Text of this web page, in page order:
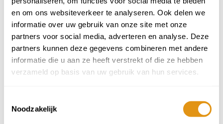
en om ons websiteverkeer te analyseren. Ook delen we
informatie over uw gebruik van onze site met onze
partners voor social media, adverteren en analyse. Deze
partners kunnen deze gegevens combineren met andere
informatie die u aan ze heeft verstrekt of die ze hebben
verzameld op basis van uw gebruik van hun services.
Noodzakelijk
September 2026
ma di wo do vr za zo
31
239,- 239,- 239,- 239,- 239,-
6
239,-
7 8 9 10 11 12 13
21 22
239,-